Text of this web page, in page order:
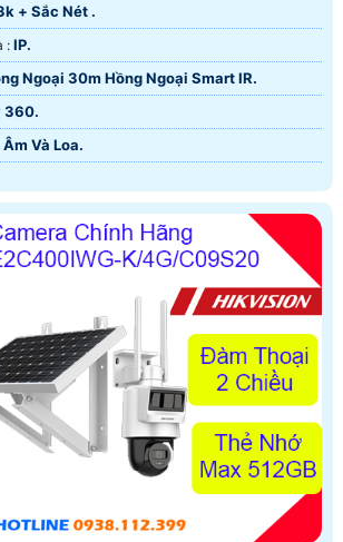
+ Sắc Nét .
🏆 Công Nghệ Camera : IP.
Ngoại 30m Hồng Ngoại Smart IR.
360.
Và Loa.